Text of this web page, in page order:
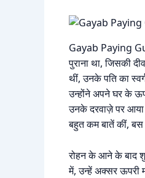
Gayab Paying
पुराना था, जिसकी
थीं, उनके पति का
उन्होंने अपने घर के
उनके दरवाज़े पर
बहुत कम बातें कीं, बस
रोहन के आने के बाद
में, उन्हें अक्सर ऊपरी